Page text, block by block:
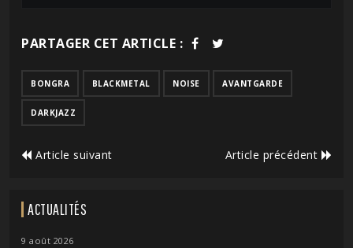
PARTAGER CET ARTICLE :
BONGRA BLACKMETAL NOISE AVANTGARDE
DARKJAZZ
Article suivant Article précédent
ACTUALITÉS
9 août 2026